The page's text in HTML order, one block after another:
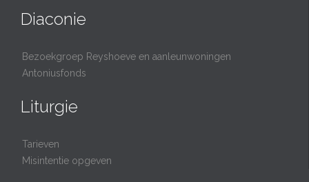
Diaconie
Bezoekgroep Reyshoeve en aanleunwoningen
Antoniusfonds
Liturgie
Tarieven
Misintentie opgeven